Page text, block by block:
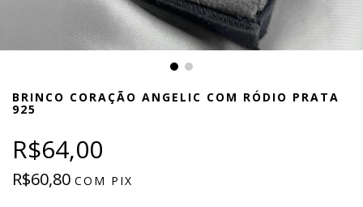
BRINCO CORAÇÃO ANGELIC COM RÓDIO PRATA
925
R$64,00
R$60,80 COM PIX